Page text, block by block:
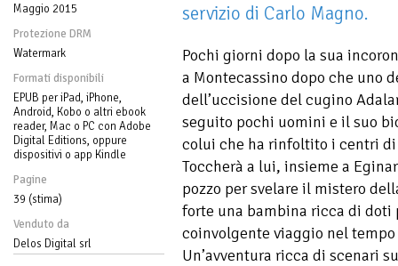
Maggio 2015
Protezione DRM
Watermark
Formati disponibili
EPUB per iPad, iPhone,
Android, Kobo o altri ebook
reader, Mac o PC con Adobe
Digital Editions, oppure
dispositivi o app Kindle
Pagine
39 (stima)
Venduto da
Delos Digital srl
servizio di Carlo Magno.
Pochi giorni dopo la sua
a Montecassino dopo che uno
dell’uccisione del cugino
seguito pochi uomini e il suo
colui che ha rinfoltito i centri
Toccherà a lui, insieme a
pozzo per svelare il mistero
forte una bambina ricca di
coinvolgente viaggio nel
Un’avventura ricca di scenari